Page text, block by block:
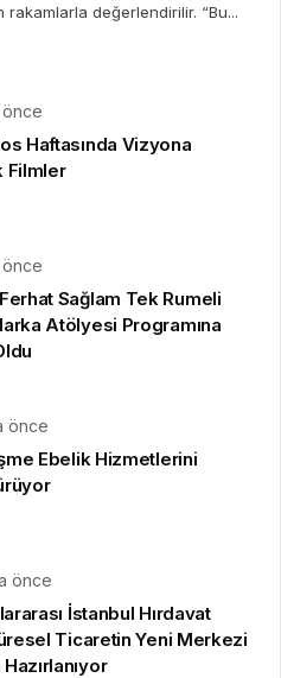
rakamlarla değerlendirilir. “Bu...
Haftasında Vizyona
Filmler
Sağlam Tek Rumeli
Atölyesi Programına
önce
Ebelik Hizmetlerini
önce
İstanbul Hırdavat
Ticaretin Yeni Merkezi